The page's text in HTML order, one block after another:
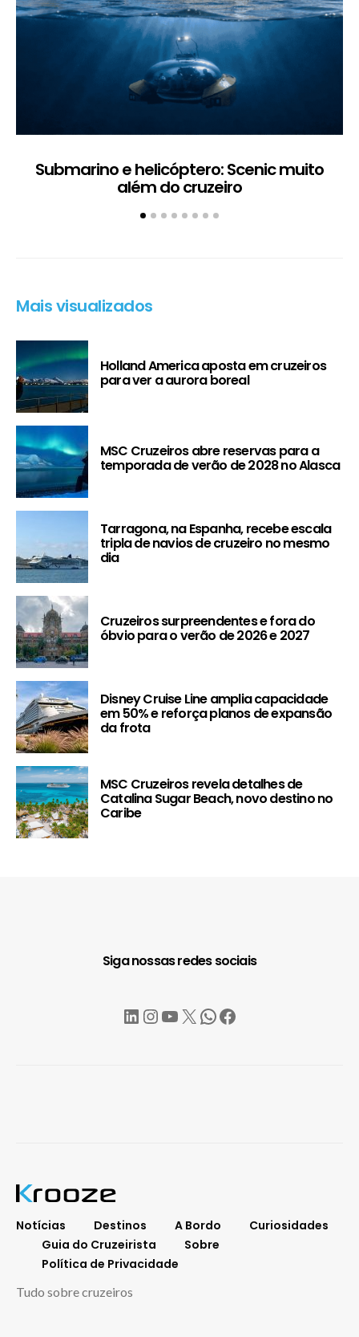
Submarino e helicóptero: Scenic muito
além do cruzeiro
Mais visualizados
Holland America aposta em cruzeiros
para ver a aurora boreal
MSC Cruzeiros abre reservas para a
temporada de verão de 2028 no Alasca
Tarragona, na Espanha, recebe escala
tripla de navios de cruzeiro no mesmo
dia
Cruzeiros surpreendentes e fora do
óbvio para o verão de 2026 e 2027
Disney Cruise Line amplia capacidade
em 50% e reforça planos de expansão
da frota
MSC Cruzeiros revela detalhes de
Catalina Sugar Beach, novo destino no
Caribe
Siga nossas redes sociais
LinkedIn
Instagram
YouTube
X WhatsApp
Facebook
Notícias Destinos A Bordo
Curiosidades
Guia do Cruzeirista
Sobre
Política de Privacidade
Tudo sobre cruzeiros